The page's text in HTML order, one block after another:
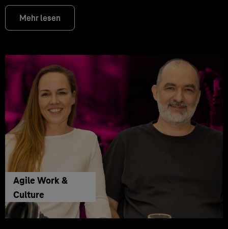
Mehr lesen
Agile Work &
Culture